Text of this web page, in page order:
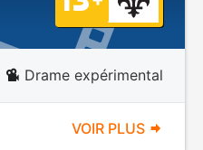
Drame expérimental
VOIR PLUS